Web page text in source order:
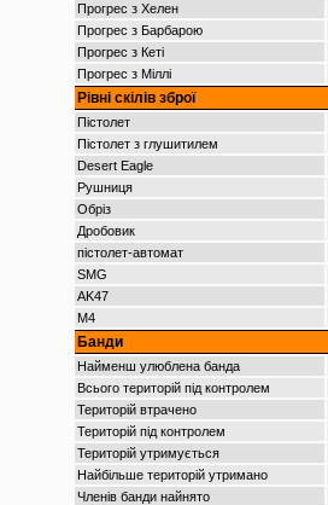
Прогрес з Хелен
Прогрес з Барбарою
Прогрес з Кеті
Прогрес з Міллі
Рівні скілів зброї
Пістолет
Пістолет з глушитилем
Desert Eagle
Рушниця
Обріз
Дробовик
пістолет-автомат
SMG
AK47
M4
Банди
Найменш улюблена банда
Всього територій під контролем
Територій втрачено
Територій під контролем
Територій утримується
Найбільше територій утримано
Членів банди найнято